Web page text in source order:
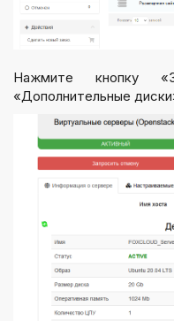
Нажмите кнопку
«Дополнительные